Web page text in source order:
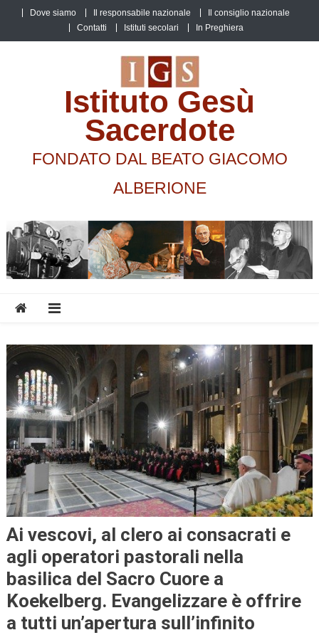
content
Dove siamo Il responsabile nazionale
Il consiglio nazionale
Contatti
Istituti secolari In Preghiera
Istituto Gesù
Sacerdote
FONDATO DAL BEATO GIACOMO
ALBERIONE
Ai vescovi, al clero ai consacrati e
agli operatori pastorali nella
basilica del Sacro Cuore a
Koekelberg. Evangelizzare è offrire
a tutti un’apertura sull’infinito